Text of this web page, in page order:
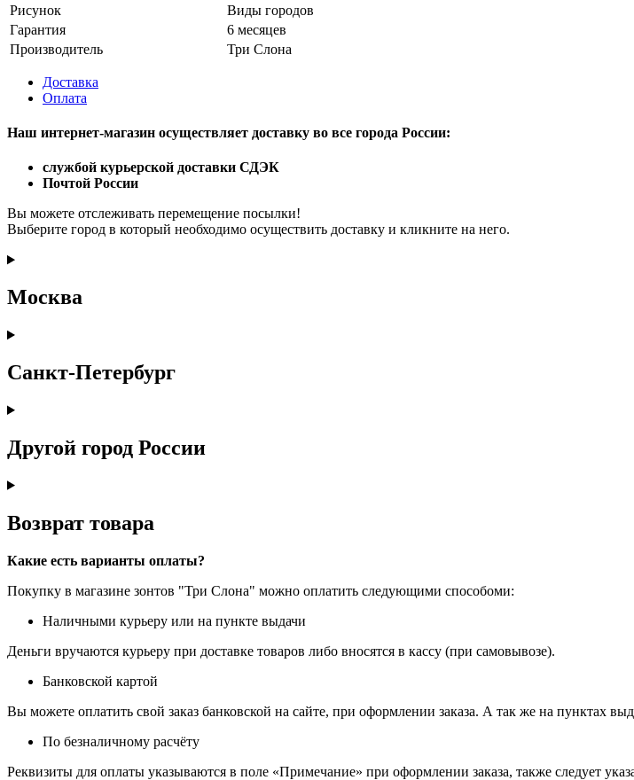
Рисунок
Виды городов
Гарантия
6 месяцев
Производитель
Три Слона
Доставка
Оплата
Наш интернет-магазин осуществляет доставку во все города России:
службой курьерской доставки СДЭК
Почтой России
Вы можете отслеживать перемещение посылки!
Выберите город в который необходимо осуществить доставку и кликните на него.
Москва
Санкт-Петербург
Другой город России
Возврат товара
Какие есть варианты оплаты?
Покупку в магазине зонтов "Три Слона" можно оплатить следующими способоми:
Наличными курьеру или на пункте выдачи
Деньги вручаются курьеру при доставке товаров либо вносятся в кассу (при самовывозе).
Банковской картой
Вы можете оплатить свой заказ банковской на сайте, при оформлении заказа. А так же на пунктах
По безналичному расчёту
Реквизиты для оплаты указываются в поле «Примечание» при оформлении заказа, также следует